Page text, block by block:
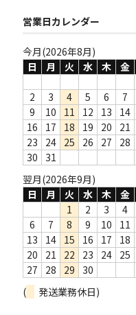
営業日カレンダー
今月(2026年8月)
日
月 火 水 木 金
2
3 4 5 6 7
9
10 11 12 13 14
16
17 18 19 20 21
23
24 25 26 27 28
30
31
翌月(2026年9月)
日
月 火 水 木 金
1
2 3 4
6
7 8 9 10 11
13
14 15 16 17 18
20
21 22 23 24 25
27
28 29
30
(
発送業務休日)